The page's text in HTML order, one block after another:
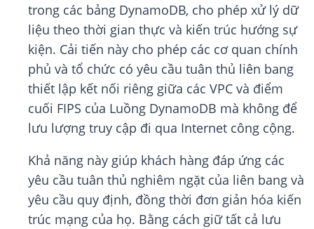
trong các bảng DynamoDB, cho phép xử lý dữ
liệu theo thời gian thực và kiến trúc hướng sự
kiện. Cải tiến này cho phép các cơ quan chính
phủ và tổ chức có yêu cầu tuân thủ liên bang
thiết lập kết nối riêng giữa các VPC và điểm
cuối FIPS của Luồng DynamoDB mà không để
lưu lượng truy cập đi qua Internet công cộng.
Khả năng này giúp khách hàng đáp ứng các
yêu cầu tuân thủ nghiêm ngặt của liên bang và
yêu cầu quy định, đồng thời đơn giản hóa kiến
trúc mạng của họ. Bằng cách giữ tất cả lưu